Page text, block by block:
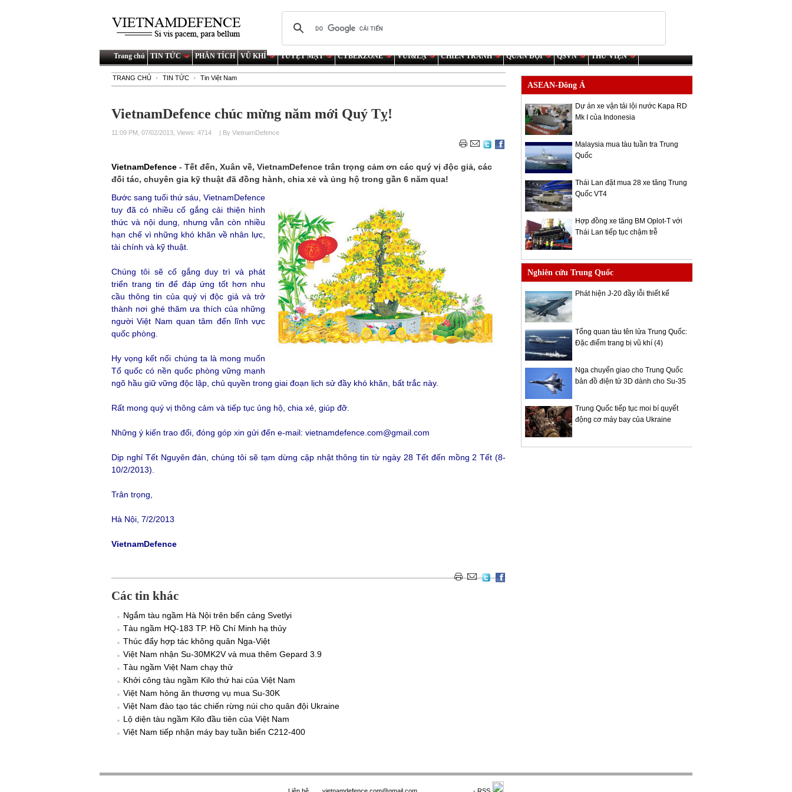
Trang chủ TIN TỨC PHÂN TÍCH VŨ KHÍ TUYỆT MẬT CYBERZONE VUI&LẠ CHIẾN TRANH QUÂN ĐỘI QSVN THƯ VIỆN
TRANG CHỦ TIN TỨC Tin Việt Nam
VietnamDefence chúc mừng năm mới Quý Tỵ!
11:09 PM, 07/02/2013, Views: 4714 | By VietnamDefence
VietnamDefence - Tết đến, Xuân về, VietnamDefence trân trọng cảm ơn các quý vị độc giả, các
đối tác, chuyên gia kỹ thuật đã đồng hành, chia xẻ và ủng hộ trong gần 6 năm qua!
Bước sang tuổi thứ sáu, VietnamDefence
tuy đã có nhiều cố gắng cải thiện hình
thức và nội dung, nhưng vẫn còn nhiều
hạn chế vì những khó khăn về nhân lực,
tài chính và kỹ thuật.
Chúng tôi sẽ cố gắng duy trì và phát
triển trang tin để đáp ứng tốt hơn nhu
cầu thông tin của quý vị độc giả và trở
thành nơi ghé thăm ưa thích của những
người Việt Nam quan tâm đến lĩnh vực
quốc phòng.
Hy vọng kết nối chúng ta là mong muốn
Tổ quốc có nền quốc phòng vững mạnh
ngõ hầu giữ vững độc lập, chủ quyền trong giai đoạn lịch sử đầy khó khăn, bất trắc này.
Rất mong quý vị thông cảm và tiếp tục ủng hộ, chia xẻ, giúp đỡ.
Những ý kiến trao đổi, đóng góp xin gửi đến e-mail: vietnamdefence.com@gmail.com
Dịp nghỉ Tết Nguyên đán, chúng tôi sẽ tạm dừng cập nhật thông tin từ ngày 28 Tết đến mồng 2 Tết (8-
10/2/2013).
Trân trọng,
Hà Nội, 7/2/2013
VietnamDefence
Các tin khác
Ngắm tàu ngầm Hà Nội trên bến cảng Svetlyi
Tàu ngầm HQ-183 TP. Hồ Chí Minh hạ thủy
Thúc đẩy hợp tác không quân Nga-Việt
Việt Nam nhận Su-30MK2V và mua thêm Gepard 3.9
Tàu ngầm Việt Nam chạy thử
Khởi công tàu ngầm Kilo thứ hai của Việt Nam
Việt Nam hỏng ăn thương vụ mua Su-30K
Việt Nam đào tạo tác chiến rừng núi cho quân đội Ukraine
Lộ diện tàu ngầm Kilo đầu tiên của Việt Nam
Việt Nam tiếp nhận máy bay tuần biển С212-400
ASEAN-Đông Á
Dự án xe vận tải lội nước Kapa RD
Mk I của Indonesia
Malaysia mua tàu tuần tra Trung
Quốc
Thái Lan đặt mua 28 xe tăng Trung
Quốc VT4
Hợp đồng xe tăng BM Oplot-T với
Thái Lan tiếp tục chậm trễ
Nghiên cứu Trung Quốc
Phát hiện J-20 đầy lỗi thiết kế
Tổng quan tàu tên lửa Trung Quốc:
Đặc điểm trang bị vũ khí (4)
Nga chuyển giao cho Trung Quốc
bản đồ điện tử 3D dành cho Su-35
Trung Quốc tiếp tục moi bí quyết
động cơ máy bay của Ukraine